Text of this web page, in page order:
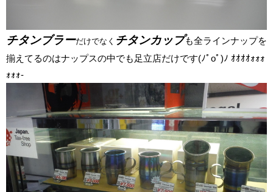
チタンブラーだけでなく チタンカップも全ラインナップを
揃えてるのはナップスの中でも足立店だけです(ﾉﾟοﾟ)ﾉ ｵｵｵｵｫｫｫ
ｫｫｫ-